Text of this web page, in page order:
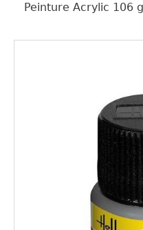
Peinture Acrylic 106